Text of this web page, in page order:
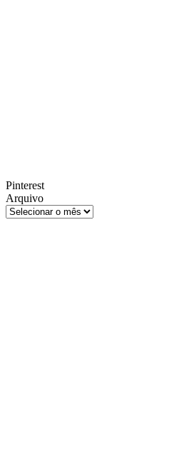
Pinterest
Arquivo
Arquivo